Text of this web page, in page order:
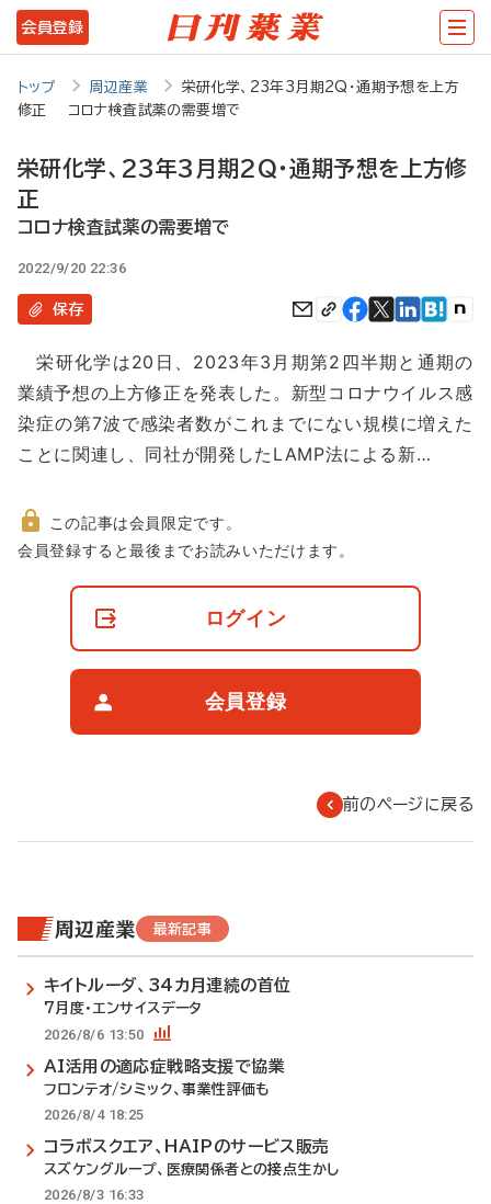
メ
イ
ン
テ
ツ
に
会員登録
トップ 周辺産業
栄研化学、23年3月期2Q・通期予想を上方
修正 コロナ検査試薬の需要増で
栄研化学、23年3月期2Q・通期予想を上方修
正
コロナ検査試薬の需要増で
2022/9/20 22:36
保存
栄研化学は20日、2023年3月期第2四半期と通期の
業績予想の上方修正を発表した。新型コロナウイルス感
染症の第7波で感染者数がこれまでにない規模に増えた
ことに関連し、同社が開発したLAMP法による新…
非
この記事は会員限定です。
会員登録すると最後までお読みいただけます。
ログイン
会員登録
前のページに戻る
周辺産業 最新記事
キイトルーダ、34カ月連続の首位
7月度・エンサイスデータ
2026/8/6 13:50
AI活用の適応症戦略支援で協業
フロンテオ/シミック、事業性評価も
2026/8/4 18:25
コラボスクエア、HAIPのサービス販売
スズケングループ、医療関係者との接点生かし
2026/8/3 16:33